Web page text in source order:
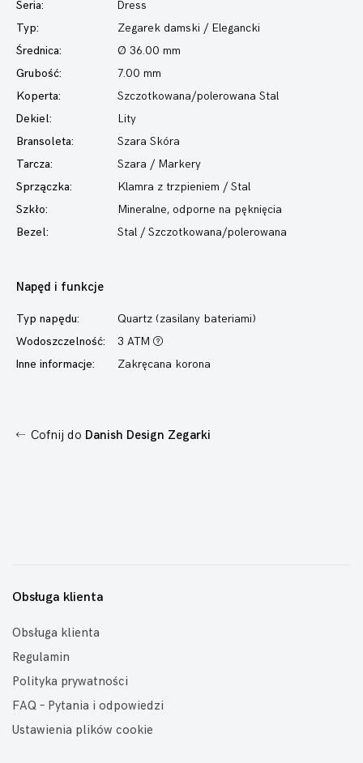
Seria:
Dress
Typ:
Zegarek damski / Elegancki
Średnica:
Ø 36.00 mm
Grubość:
7.00 mm
Koperta:
Szczotkowana/polerowana Stal
Dekiel:
Lity
Bransoleta:
Szara Skóra
Tarcza:
Szara / Markery
Sprzączka:
Klamra z trzpieniem / Stal
Szkło:
Mineralne, odporne na pęknięcia
Bezel:
Stal / Szczotkowana/polerowana
Napęd i funkcje
Typ napędu:
Quartz (zasilany bateriami)
Wodoszczelność:
3 ATM
Inne informacje:
Zakręcana korona
Cofnij do Danish Design Zegarki
Obsługa klienta
Obsługa klienta
Regulamin
Polityka prywatności
FAQ – Pytania i odpowiedzi
Ustawienia plików cookie